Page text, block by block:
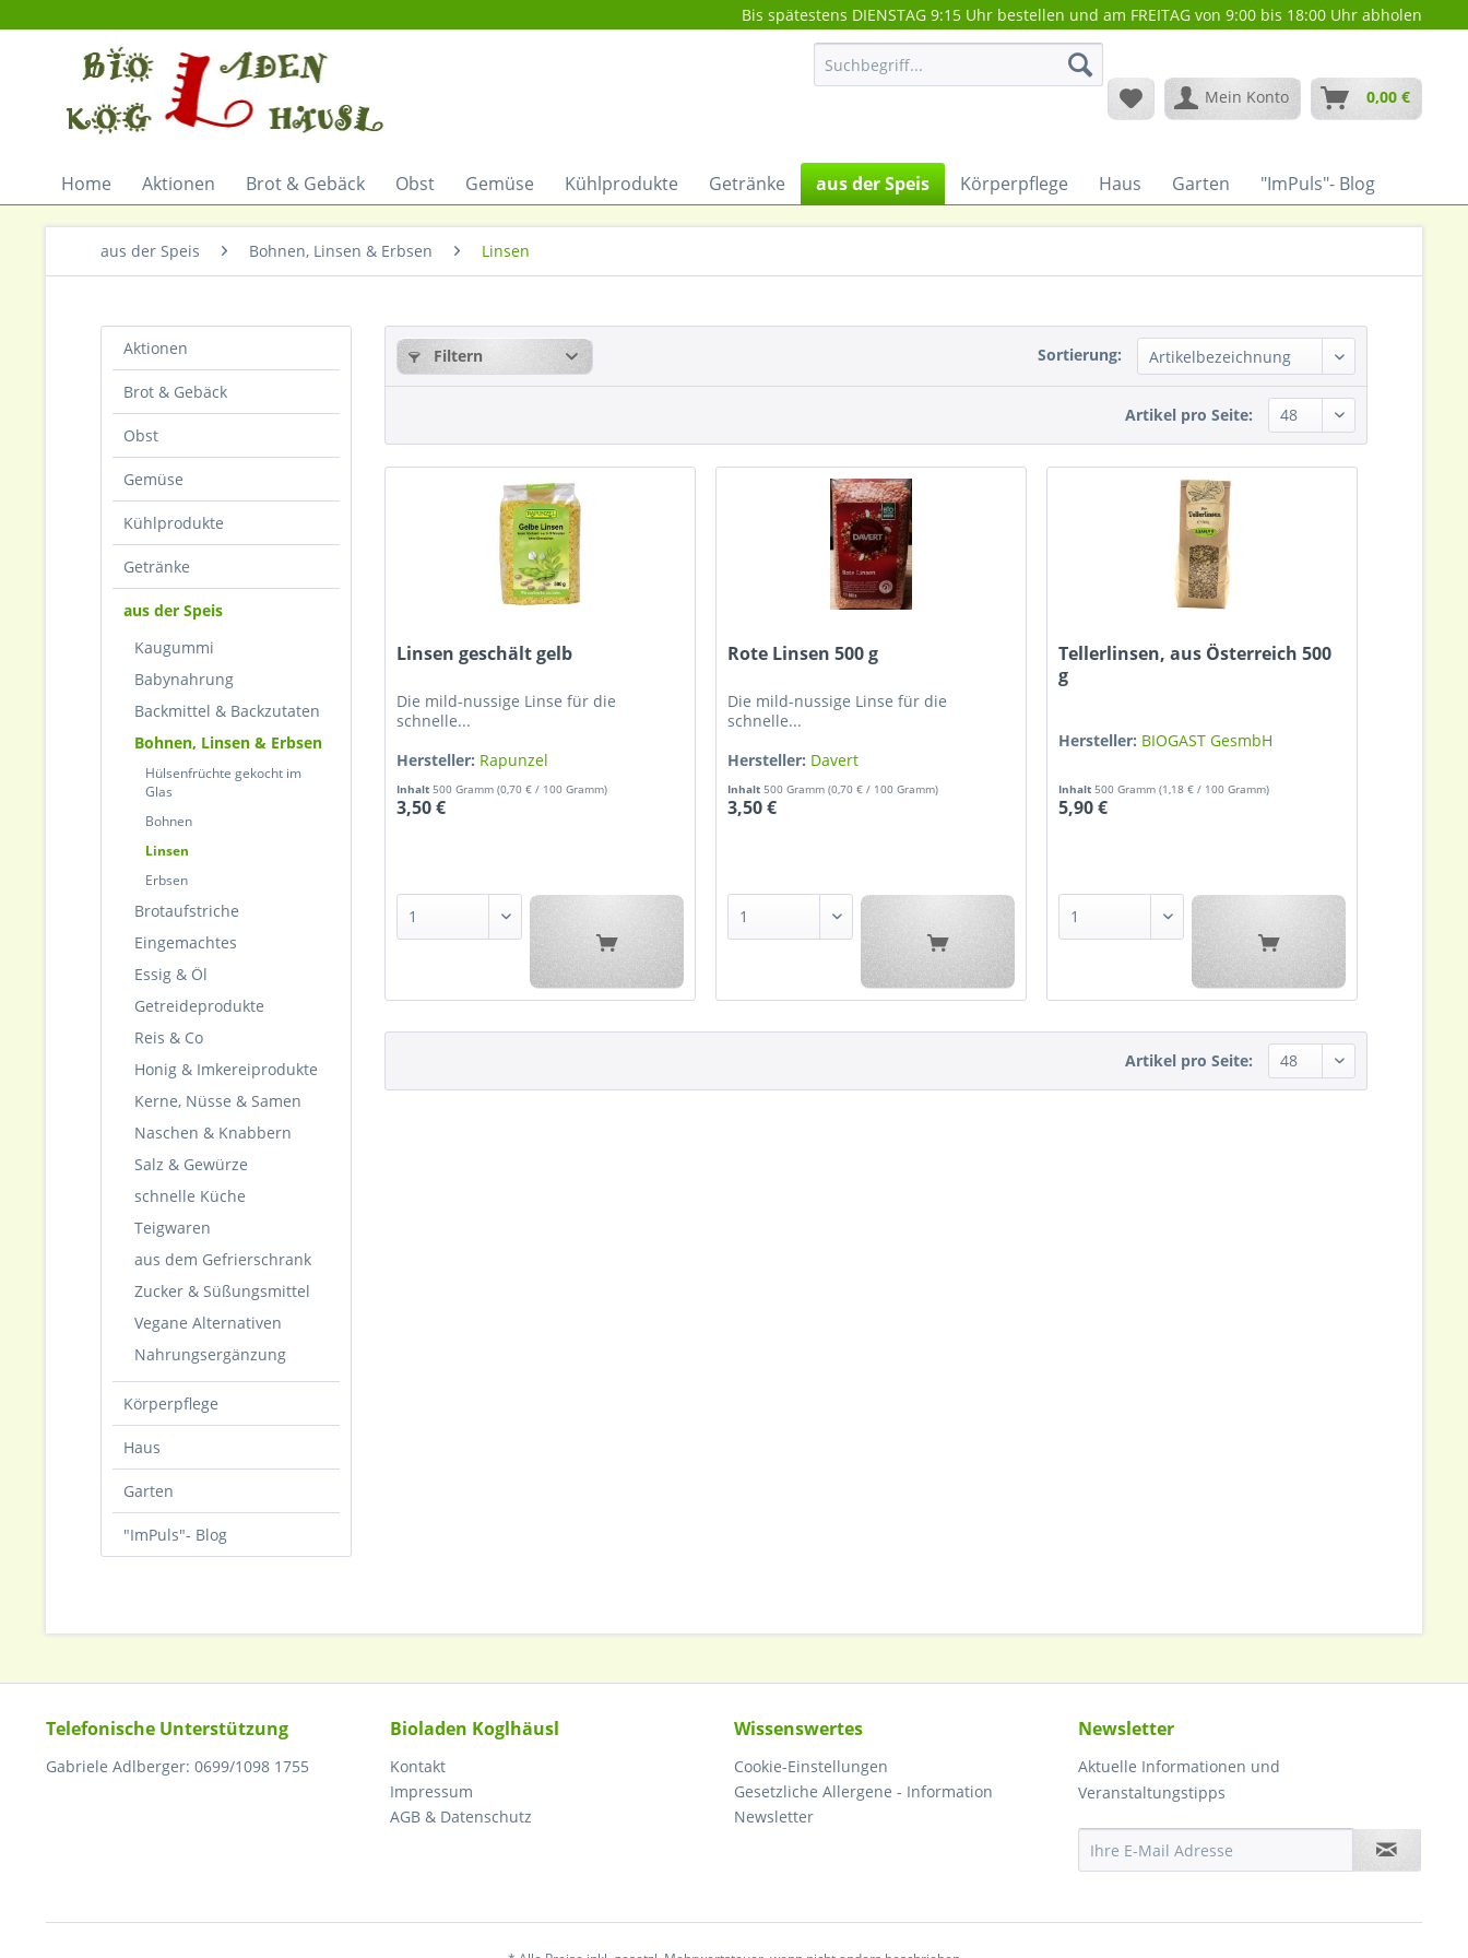
Bis spätestens DIENSTAG 9:15 Uhr bestellen und am FREITAG von 9:00 bis 18:00 Uhr abholen
Mein Konto 0,00 €
Home Aktionen Brot & Gebäck Obst Gemüse Kühlprodukte Getränke aus der Speis Körperpflege Haus Garten "ImPuls"- Blog
aus der Speis Bohnen, Linsen & Erbsen Linsen
Aktionen
Brot & Gebäck
Obst
Gemüse
Kühlprodukte
Getränke
aus der Speis
Kaugummi
Babynahrung
Backmittel & Backzutaten
Bohnen, Linsen & Erbsen
Hülsenfrüchte gekocht im
Glas
Bohnen
Linsen
Erbsen
Brotaufstriche
Eingemachtes
Essig & Öl
Getreideprodukte
Reis & Co
Honig & Imkereiprodukte
Kerne, Nüsse & Samen
Naschen & Knabbern
Salz & Gewürze
schnelle Küche
Teigwaren
aus dem Gefrierschrank
Zucker & Süßungsmittel
Vegane Alternativen
Nahrungsergänzung
Körperpflege
Haus
Garten
"ImPuls"- Blog
Filtern Sortierung:
Artikel pro Seite:
Linsen geschält gelb
Die mild-nussige Linse für die
schnelle...
Hersteller: Rapunzel
Inhalt500 Gramm(0,70 € / 100 Gramm)
3,50 €
Rote Linsen 500 g
Die mild-nussige Linse für die
schnelle...
Hersteller: Davert
Inhalt500 Gramm(0,70 € / 100 Gramm)
3,50 €
Tellerlinsen, aus Österreich 500
g
Hersteller: BIOGAST GesmbH
Inhalt500 Gramm(1,18 € / 100 Gramm)
5,90 €
Artikel pro Seite:
Telefonische Unterstützung
Gabriele Adlberger: 0699/1098 1755
Bioladen Koglhäusl
Kontakt
Impressum
AGB & Datenschutz
Wissenswertes
Cookie-Einstellungen
Gesetzliche Allergene - Information
Newsletter
Newsletter
Aktuelle Informationen und
Veranstaltungstipps